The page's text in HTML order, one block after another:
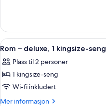
1
kingsize-
seng
Åpne
alle
bildene
av
Rom
–
1
Rom – deluxe, 1 kingsize-seng
Plass til 2 personer
1 kingsize-seng
Wi-fi inkludert
Mer informasjon
Mer